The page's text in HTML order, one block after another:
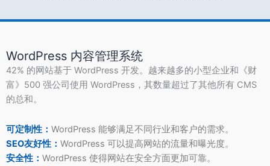
WordPress 内容管理系统
42% 的网站基于 WordPress 开发。越来越多的小型企业和《财
富》500 强公司使用 WordPress，其数量超过了其他所有 CMS
的总和。
可定制性： WordPress 能够满足不同行业和客户的需求。
SEO友好性： WordPress 可以提高网站的流量和曝光度。
安全性： WordPress 使得网站在安全方面更加可靠。